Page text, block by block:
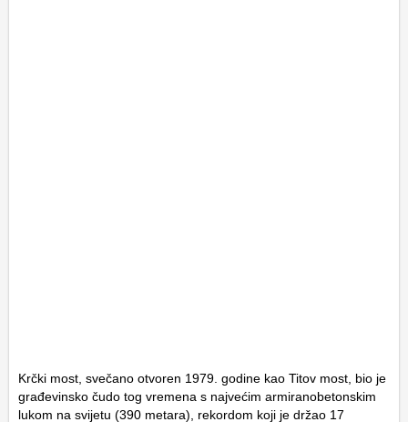
Krčki most, svečano otvoren 1979. godine kao Titov most, bio je
građevinsko čudo tog vremena s najvećim armiranobetonskim
lukom na svijetu (390 metara), rekordom koji je držao 17